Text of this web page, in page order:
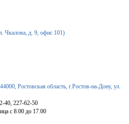
Чкалова, д. 9, офис 101)
Ростовская область, г.Ростов-на-Дону, ул.
40, 227-62-50
с 8.00 до 17.00